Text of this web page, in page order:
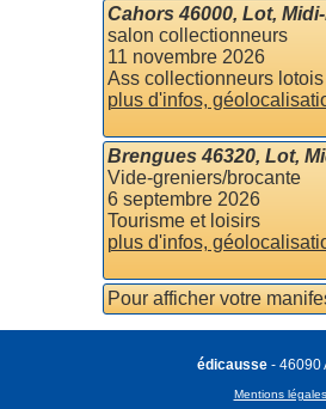
Cahors 46000, Lot,
salon collectionneurs
11 novembre 2026
Ass collectionneurs lotois
plus d'infos,
Brengues 46320, Lot,
Vide-greniers/brocante
6 septembre 2026
Tourisme et loisirs
plus d'infos,
Pour afficher votre
édicausse - 46090
Mentions légales